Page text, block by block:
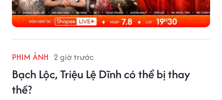
PHIM ẢNH 2 giờ trước
Bạch Lộc, Triệu Lệ Dĩnh có thể bị thay
thế?